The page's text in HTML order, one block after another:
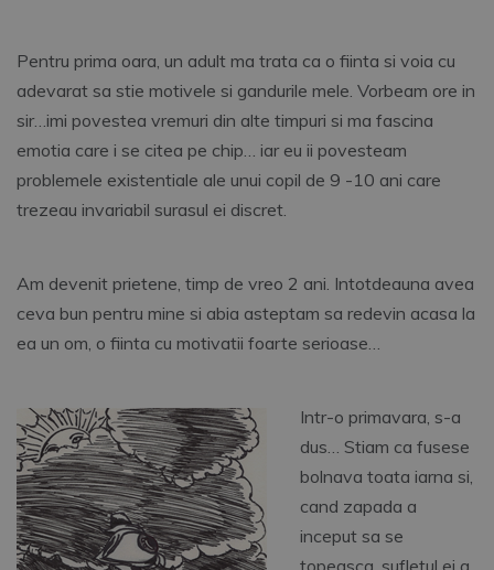
Pentru prima oara, un adult ma trata ca o fiinta si voia cu
adevarat sa stie motivele si gandurile mele. Vorbeam ore in
sir…imi povestea vremuri din alte timpuri si ma fascina
emotia care i se citea pe chip… iar eu ii povesteam
problemele existentiale ale unui copil de 9 -10 ani care
trezeau invariabil surasul ei discret.
Am devenit prietene, timp de vreo 2 ani. Intotdeauna avea
ceva bun pentru mine si abia asteptam sa redevin acasa la
ea un om, o fiinta cu motivatii foarte serioase…
Intr-o primavara, s-a
dus… Stiam ca fusese
bolnava toata iarna si,
cand zapada a
inceput sa se